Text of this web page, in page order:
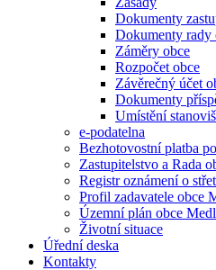
Dokumenty
Dokumenty rady
Záměry obce
Rozpočet obce
Závěrečný účet
Dokumenty
Umístění
e-podatelna
Bezhotovostní platba
Zastupitelstvo a Rada
Registr oznámení o
Profil zadavatele obce
Územní plán obce
Životní situace
Úřední deska
Kontakty